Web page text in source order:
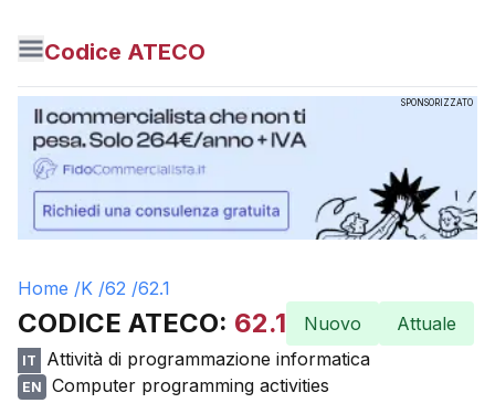
Codice ATECO
SPONSORIZZATO
Home /K /62 /62.1
CODICE ATECO: 62.1 Nuovo Attuale
IT Attività di programmazione informatica
EN
Computer programming activities